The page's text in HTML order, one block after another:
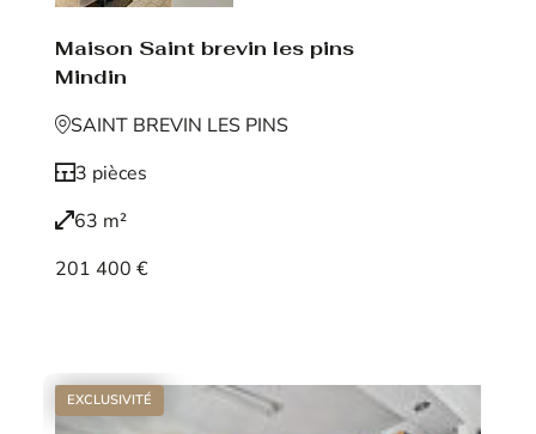
Maison Saint brevin les pins
Mindin
SAINT BREVIN LES PINS
3 pièces
63 m²
201 400 €
EXCLUSIVITÉ